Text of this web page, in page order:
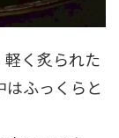
く炙られた
ふっくらと